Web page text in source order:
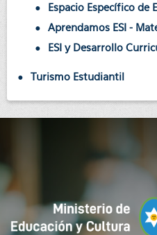
Espacio Específico de
Aprendamos ESI -
ESI y Desarrollo
Turismo Estudiantil